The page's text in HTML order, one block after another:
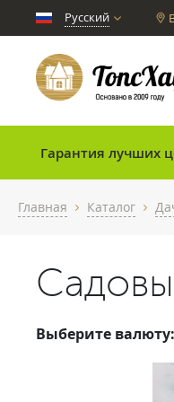
Русский
Гарантия лучших
Главная chevron_right Каталог chevron_right
Выберите валюту: